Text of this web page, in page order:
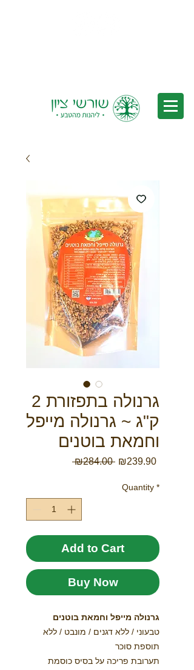
גרנולה בתפזורת 2
ק"ג ~ גרנולה מייפל
וחמאת בוטנים
₪284.00 Regular
₪239.90Sale
Quantity *
Add to Cart
Buy Now
גרנולה מייפל וחמאת בוטנים
טבעוני / ללא דגנים / מונבט / ללא
תוספת סוכר
תערובת פריכה על בסיס כוסמת